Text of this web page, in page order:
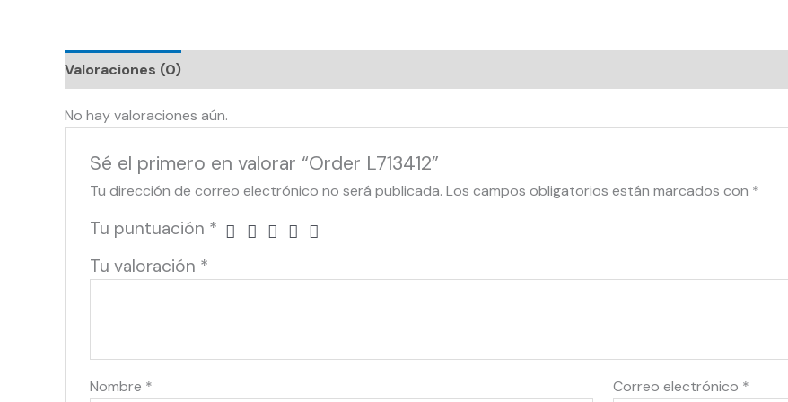
Valoraciones (0)
No hay valoraciones aún.
Sé el primero en valorar “Order L713412”
Tu dirección de correo electrónico no será publicada. Los campos obligatorios están marcados con *
Tu puntuación *
Tu valoración *
Nombre * Correo electrónico *